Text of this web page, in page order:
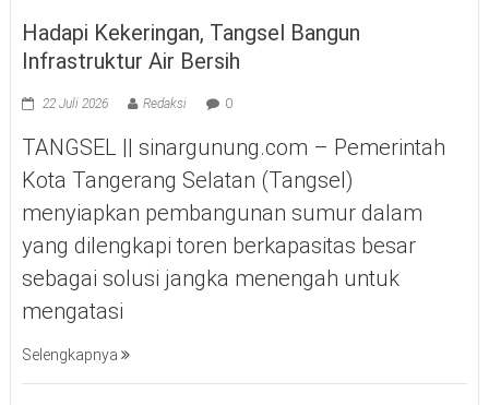
Hadapi Kekeringan, Tangsel Bangun
Infrastruktur Air Bersih
22 Juli 2026 Redaksi 0
TANGSEL || sinargunung.com – Pemerintah
Kota Tangerang Selatan (Tangsel)
menyiapkan pembangunan sumur dalam
yang dilengkapi toren berkapasitas besar
sebagai solusi jangka menengah untuk
mengatasi
Selengkapnya